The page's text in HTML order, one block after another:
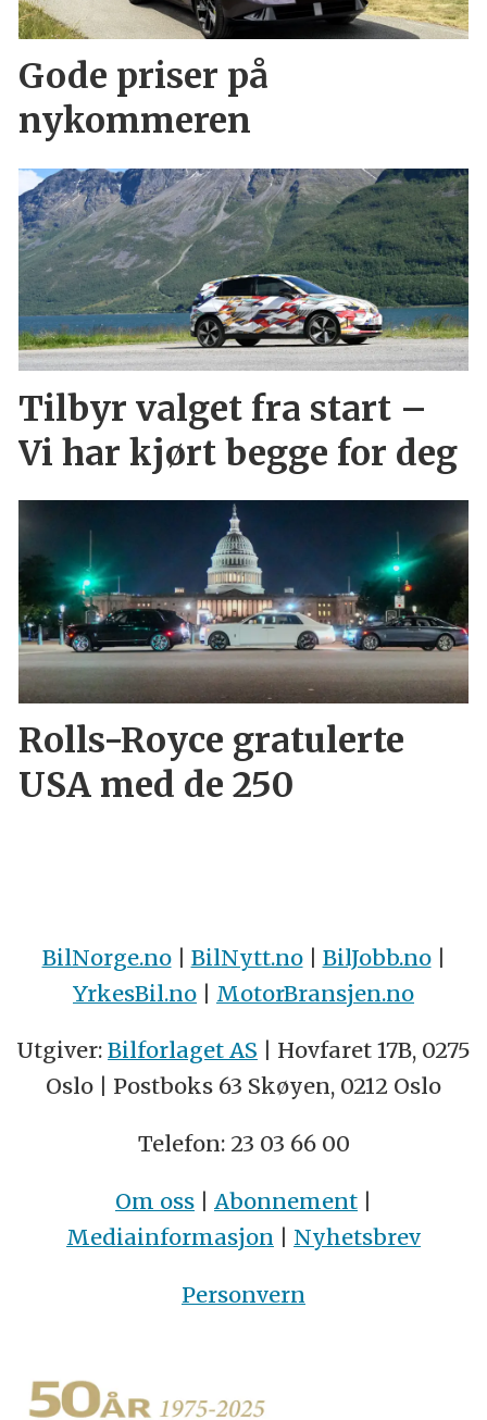
Gode priser på
nykommeren
Tilbyr valget fra start –
Vi har kjørt begge for deg
Rolls-Royce gratulerte
USA med de 250
BilNorge.no| BilNytt.no| BilJobb.no|
YrkesBil.no | MotorBransjen.no
Utgiver: Bilforlaget AS | Hovfaret 17B, 0275
Oslo | Postboks 63 Skøyen, 0212 Oslo
Telefon: 23 03 66 00
Om oss Abonnement
Mediainformasjon
Nyhetsbrev
Personvern